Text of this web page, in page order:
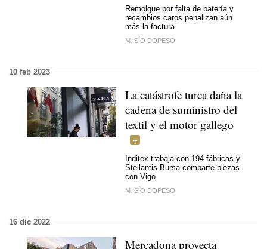
Remolque por falta de batería y
recambios caros penalizan aún
más la factura
M. SÍO DOPESO
10 feb 2023
La catástrofe turca daña la
cadena de suministro del
textil y el motor gallego
Inditex trabaja con 194 fábricas y
Stellantis Bursa comparte piezas
con Vigo
M. SÍO DOPESO
16 dic 2022
Mercadona proyecta